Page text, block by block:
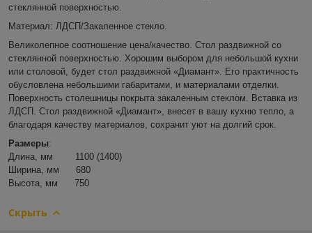
стеклянной поверхностью.
Материал: ЛДСП/Закаленное стекло.
Великолепное соотношение цена/качество. Стол раздвижной со
стеклянной поверхностью. Хорошим выбором для небольшой кухни
или столовой, будет стол раздвижной «Диамант». Его практичность
обусловлена небольшими габаритами, и материалами отделки.
Поверхность столешницы покрыта закаленным стеклом. Вставка из
ЛДСП. Стол раздвижной «Диамант», внесет в вашу кухню тепло, а
благодаря качеству материалов, сохранит уют на долгий срок.
Размеры:
Длина, мм 1100 (1400)
Ширина, мм 680
Высота, мм 750
Скрыть